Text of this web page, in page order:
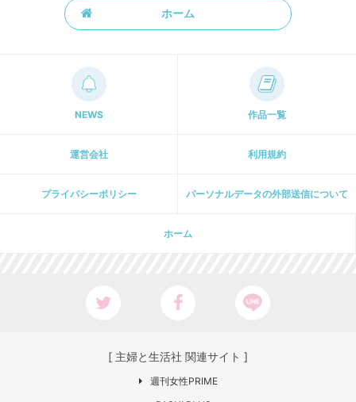
ホーム
NEWS 作品一覧
運営会社 利用規約
プライパシーポリシー パーソナルデータの外部送信について
ホーム
[ 主婦と生活社 関連サイト ]
週刊女性PRIME